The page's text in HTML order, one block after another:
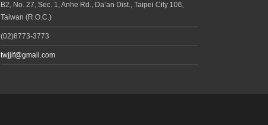
B2, No. 27, Sec. 1, Anhe Rd., Da’an Dist., Taipei City 106,
Taiwan (R.O.C.)
(02)8773-3773
twjjif@gmail.com